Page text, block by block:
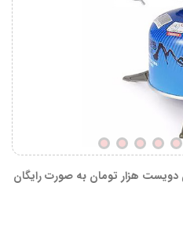
دویست هزار تومان به صورت رایگان